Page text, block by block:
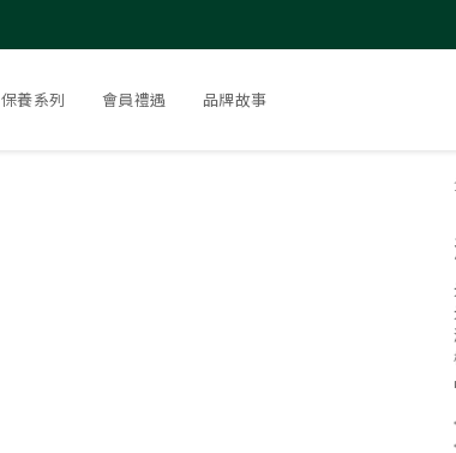
保養系列 會員禮遇 品牌故事